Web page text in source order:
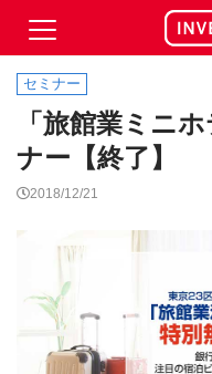
セミナー
「旅館業ミニ
ナー【終了】
2018/12/21